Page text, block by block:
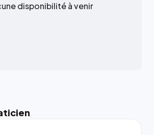
disponibilité à venir